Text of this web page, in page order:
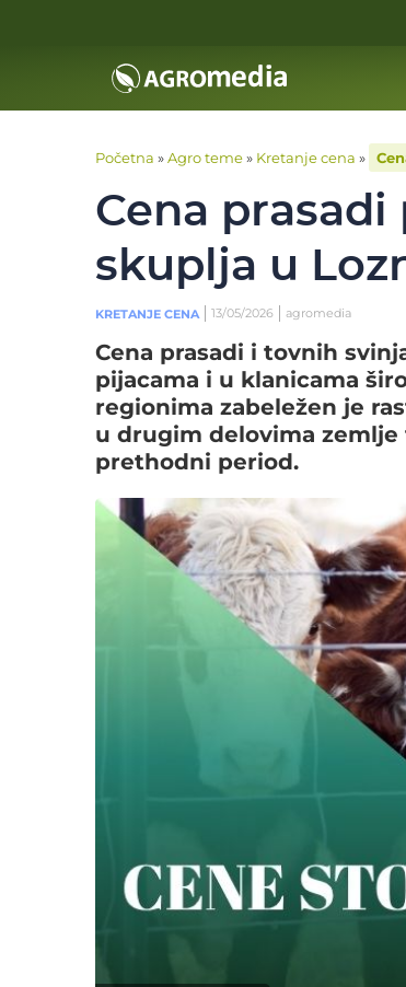
Početna »Agro teme» Kretanje cena »
Cena
skuplja u
KRETANJE CENA 13/05/2026 agromedia
Cena prasadi i tovnih
pijacama i u klanicama
regionima zabeležen je
u drugim delovima
prethodni period.